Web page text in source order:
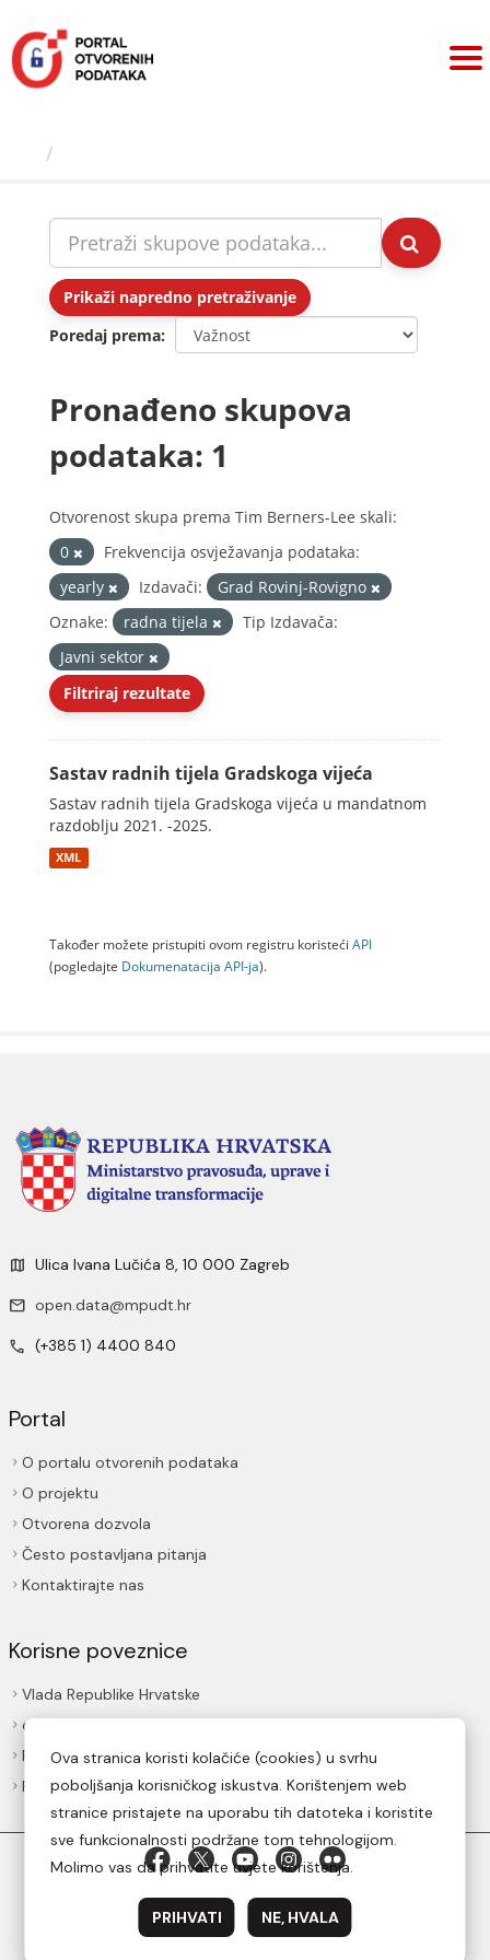
sadržaj
Prikaži napredno pretraživanje
Poredaj prema
Pronađeno skupova
podataka: 1
Otvorenost skupa prema Tim Berners-Lee skali:
0
Frekvencija osvježavanja podataka:
yearly
Izdavači:
Grad Rovinj-Rovigno
Oznake:
radna tijela
Tip Izdavača:
Javni sektor
Filtriraj rezultate
Sastav radnih tijela Gradskoga vijeća
Sastav radnih tijela Gradskoga vijeća u mandatnom
razdoblju 2021. -2025.
XML
Također možete pristupiti ovom registru koristeći API
(pogledajte Dokumenаtаcijа API-jа).